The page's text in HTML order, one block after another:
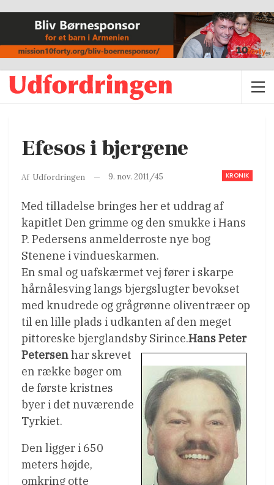
Efesos i bjergene
KRONIK
Af Udfordringen 9. nov. 2011/45
Med tilladelse bringes her et uddrag af
kapitlet Den grimme og den smukke i Hans
P. Pedersens anmelderroste nye bog
Stenene i vindueskarmen.
En smal og uafskærmet vej fører i skarpe
hårnålesving langs bjergslugter bevokset
med knudrede og grågrønne oliventræer op
til en lille plads i udkanten af den meget
pittoreske bjerglandsby Sirince.Hans Peter
Petersenhar skrevet
en række bøger om
de første kristnes
byer i det nuværende
Tyrkiet.
Den ligger i 650
meters højde,
omkring otte